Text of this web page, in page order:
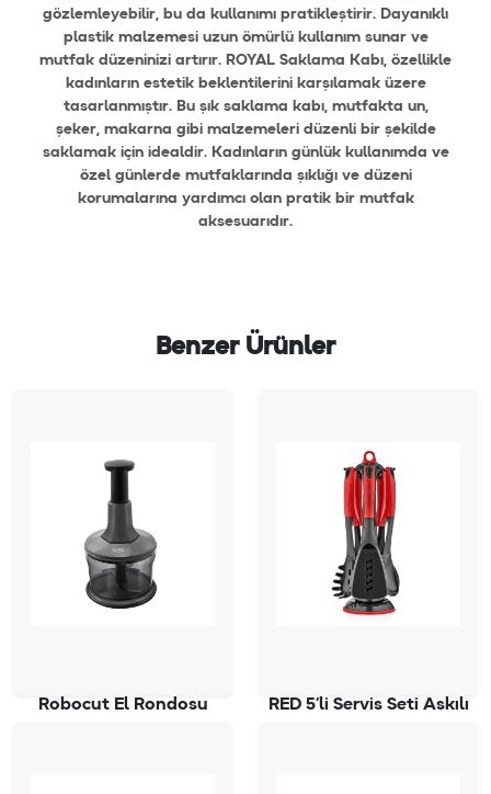
gözlemleyebilir, bu da kullanımı pratikleştirir. Dayanıklı
plastik malzemesi uzun ömürlü kullanım sunar ve
mutfak düzeninizi artırır. ROYAL Saklama Kabı, özellikle
kadınların estetik beklentilerini karşılamak üzere
tasarlanmıştır. Bu şık saklama kabı, mutfakta un,
şeker, makarna gibi malzemeleri düzenli bir şekilde
saklamak için idealdir. Kadınların günlük kullanımda ve
özel günlerde mutfaklarında şıklığı ve düzeni
korumalarına yardımcı olan pratik bir mutfak
aksesuarıdır.
Benzer Ürünler
Robocut El Rondosu RED 5’li Servis Seti Askılı